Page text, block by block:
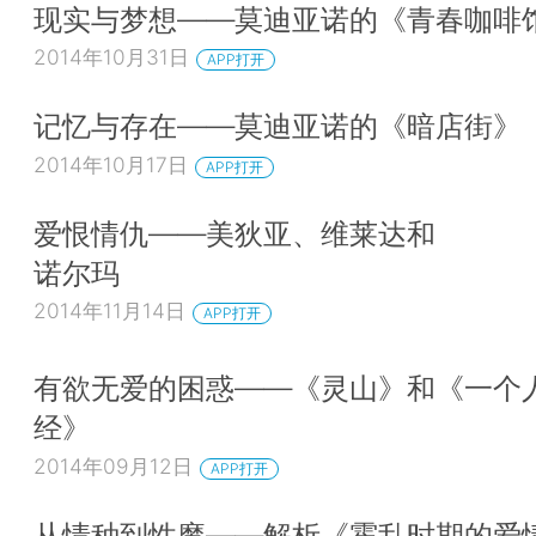
现实与梦想——莫迪亚诺的《青春咖啡
2014年10月31日 APP打开
记忆与存在——莫迪亚诺的《暗店街》
2014年10月17日 APP打开
爱恨情仇——美狄亚、维莱达和
诺尔玛
2014年11月14日 APP打开
有欲无爱的困惑——《灵山》和《一个
经》
2014年09月12日 APP打开